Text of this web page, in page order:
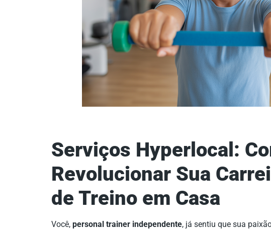
Serviços Hyperlocal:
Revolucionar Sua
de Treino em Casa
Você, personal trainer independente, já sentiu que sua